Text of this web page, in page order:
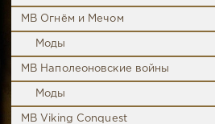
MB Огнём и Мечом
Моды
MB Наполеоновские войны
Моды
MB Viking Conquest